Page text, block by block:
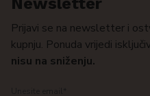
Prijavi se na newsletter i
kupnju. Ponuda vrijedi
nisu na sniženju.